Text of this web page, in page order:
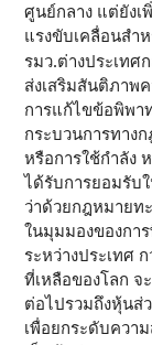
ศูนย์กลาง แต่ยังเ
แรงขับเคลื่อนส
รมว.ต่างประเทศ
ส่งเสริมสันติภาพ
การแก้ไขข้อพิพา
กระบวนการทาง
หรือการใช้กำลัง
ได้รับการยอมรับ
ว่าด้วยกฎหมายทะ
ในมุมมองของกา
ระหว่างประเทศ
ที่เหลือของโลก จ
ต่อไปรวมถึงหุ้นส่
เพื่อยกระดับควา